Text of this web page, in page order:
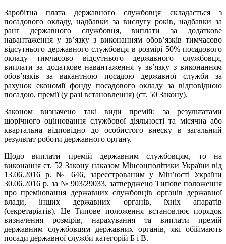
Заробітна плата державного службовця складається з
посадового окладу, надбавки за вислугу років, надбавки за
ранг державного службовця, виплати за додаткове
навантаження у зв’язку з виконанням обов’язків тимчасово
відсутнього державного службовця в розмірі 50% посадового
окладу тимчасово відсутнього державного службовця,
виплати за додаткове навантаження у зв’язку з виконанням
обов’язків за вакантною посадою державної служби за
рахунок економії фонду посадового окладу за відповідною
посадою, премії (у разі встановлення) (ст. 50 Закону).
Законом визначено такі види премій: за результатами
щорічного оцінювання службової діяльності та місячна або
квартальна відповідно до особистого внеску в загальний
результат роботи державного органу.
Щодо виплати премій державним службовцям, то на
виконання ст. 52 Закону наказом Мінсоцполітики України від
13.06.2016 р. № 646, зареєстрованим у Мін’юсті України
30.06.2016 р. за № 903/29033, затверджено Типове положення
про преміювання державних службовців органів державної
влади, інших державних органів, їхніх апаратів
(секретаріатів). Це Типове положення встановлює порядок
визначення розмірів, нарахування та виплати премій
державним службовцям державних органів, які обіймають
посади державної служби категорій Б і В.